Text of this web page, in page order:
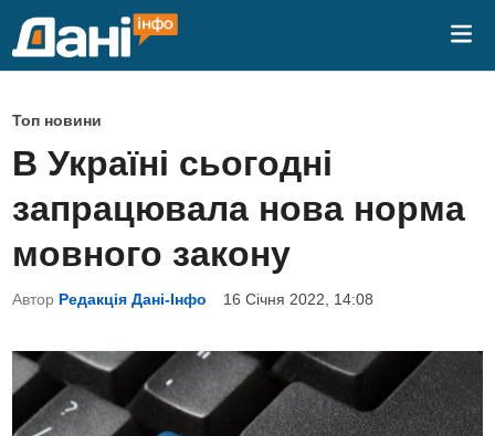
P
o
s
t
e
d
i
Топ новини
В Україні сьогодні
запрацювала нова норма
мовного закону
Автор Редакція Дані-Інфо 16 Січня 2022, 14:08